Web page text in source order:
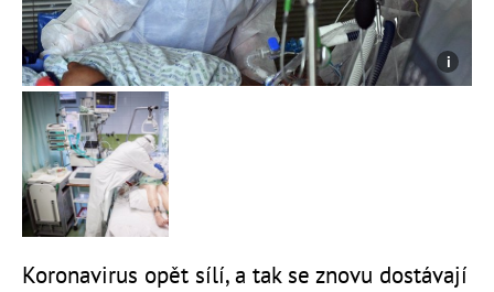
Koronavirus opět sílí, a tak se znovu dostávají